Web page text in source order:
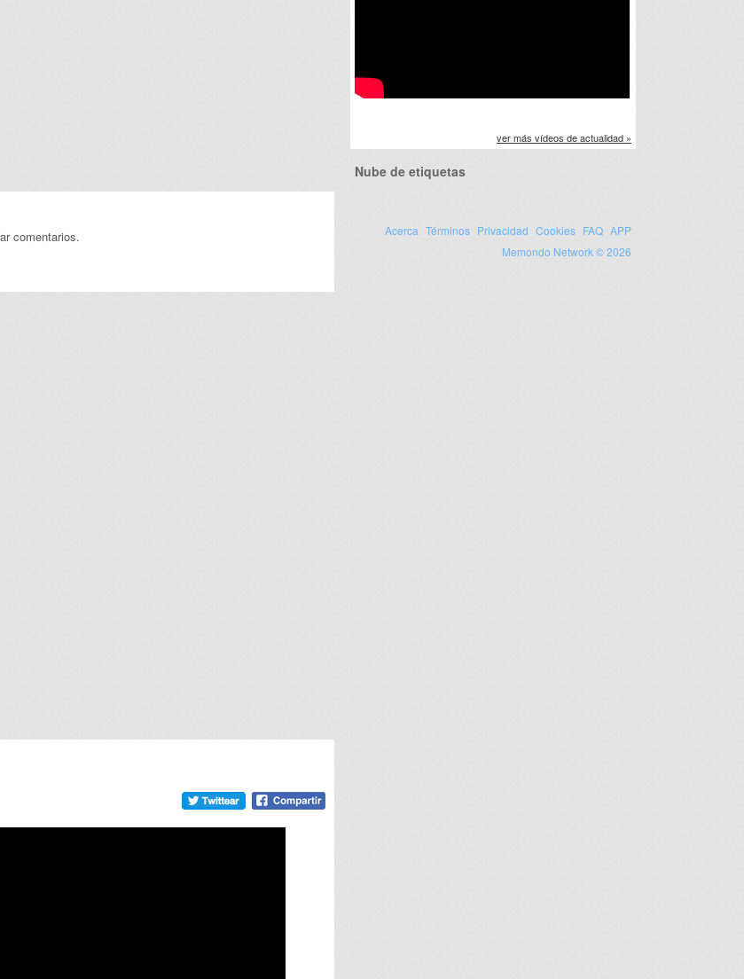
comentarios.
ver más vídeos de actualidad »
Nube de etiquetas
Acerca Términos Privacidad Cookies FAQ APP
Memondo Network © 2026